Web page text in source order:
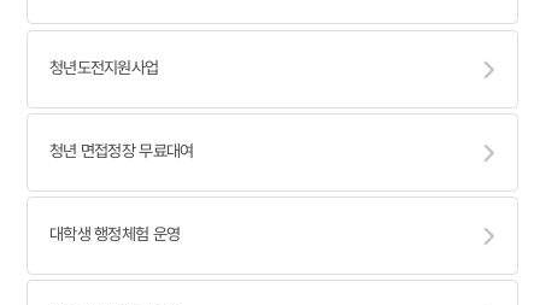
청년도전지원사업
청년 면접정장 무료대여
대학생 행정체험 운영